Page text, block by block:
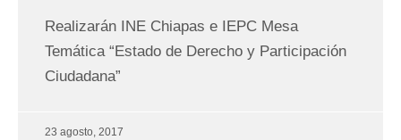
Realizarán INE Chiapas e IEPC Mesa
Temática “Estado de Derecho y Participación
Ciudadana”
23 agosto, 2017